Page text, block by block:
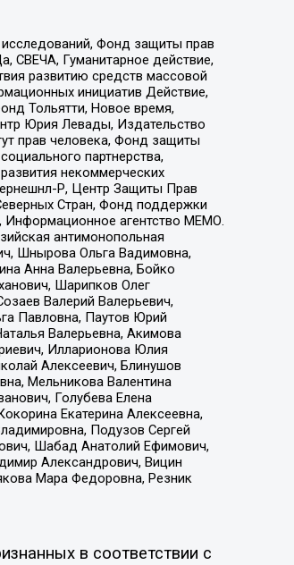
Фонд защиты прав
СВЕЧА, Гуманитарное действие,
развитию средств массовой
инициатив Действие,
Тольятти, Новое время,
Юрия Левады, Издательство
прав человека, Фонд защиты
партнерства,
некоммерческих
Р, Центр Защиты Прав
Стран, Фонд поддержки
Информационное агентство МЕМО.
антимонопольная
Шнырова Ольга Вадимовна,
Анна Валерьевна, Бойко
Шарипков Олег
Валерий Валерьевич,
Павловна, Паутов Юрий
Валерьевна, Акимова
Илларионова Юлия
Алексеевич, Блинушов
Мельникова Валентина
Голубева Елена
Екатерина Алексеевна,
Подузов Сергей
Шабад Анатолий Ефимович,
Александрович, Вицин
Мара Федоровна, Резник
в соответствии с